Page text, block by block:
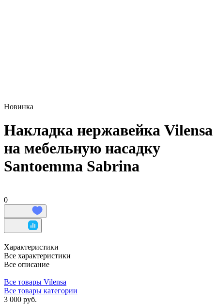
Новинка
Накладка нержавейка Vilensa
на мебельную насадку
Santoemma Sabrina
0
Характеристики
Все характеристики
Все описание
Все товары Vilensa
Все товары категории
3 000 руб.